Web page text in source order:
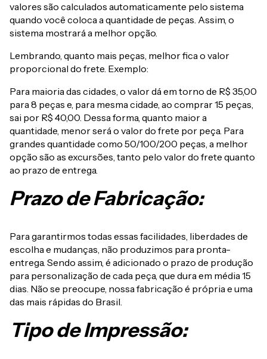
valores são calculados automaticamente pelo sistema
quando você coloca a quantidade de peças. Assim, o
sistema mostrará a melhor opção.
Lembrando, quanto mais peças, melhor fica o valor
proporcional do frete. Exemplo:
Para maioria das cidades, o valor dá em torno de R$ 35,00
para 8 peças e, para mesma cidade, ao comprar 15 peças,
sai por R$ 40,00. Dessa forma, quanto maior a
quantidade, menor será o valor do frete por peça. Para
grandes quantidade como 50/100/200 peças, a melhor
opção são as excursões, tanto pelo valor do frete quanto
ao prazo de entrega.
Prazo de Fabricação:
Para garantirmos todas essas facilidades, liberdades de
escolha e mudanças, não produzimos para pronta-
entrega. Sendo assim, é adicionado o prazo de produção
para personalização de cada peça, que dura em média 15
dias. Não se preocupe, nossa fabricação é própria e uma
das mais rápidas do Brasil.
Tipo de Impressão: